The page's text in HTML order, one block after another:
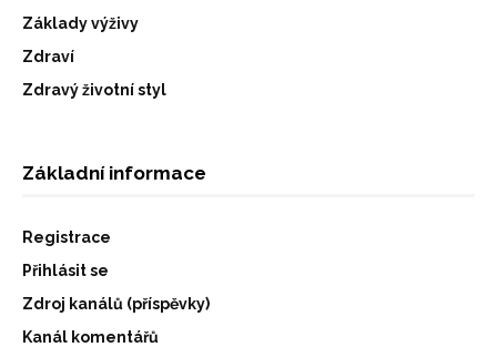
Základy výživy
Zdraví
Zdravý životní styl
Základní informace
Registrace
Přihlásit se
Zdroj kanálů (příspěvky)
Kanál komentářů